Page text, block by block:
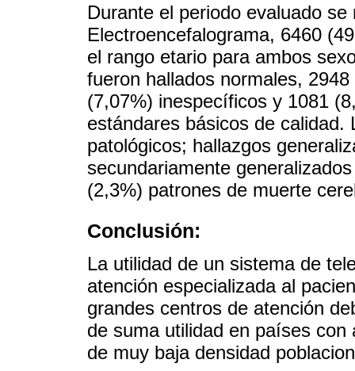
Durante el periodo evaluado
Electroencefalograma, 6460
el rango etario para ambos
fueron hallados normales,
(7,07%) inespecíficos y 1081
estándares básicos de calidad.
patológicos; hallazgos
secundariamente
(2,3%) patrones de muerte
Conclusión:
La utilidad de un sistema de
atención especializada al
grandes centros de atención
de suma utilidad en países
de muy baja densidad